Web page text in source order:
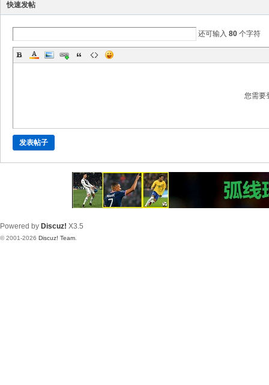
快速发帖
还可输入 80 个字符
您需要
发表帖子
Powered by Discuz! X3.5
© 2001-2026 Discuz! Team